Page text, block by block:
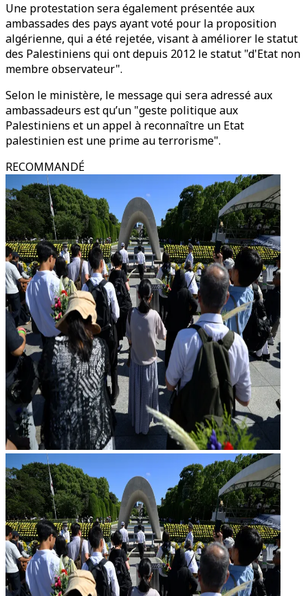
Une protestation sera également présentée aux
ambassades des pays ayant voté pour la proposition
algérienne, qui a été rejetée, visant à améliorer le statut
des Palestiniens qui ont depuis 2012 le statut "d'Etat non
membre observateur".
Selon le ministère, le message qui sera adressé aux
ambassadeurs est qu’un "geste politique aux
Palestiniens et un appel à reconnaître un Etat
palestinien est une prime au terrorisme".
RECOMMANDÉ